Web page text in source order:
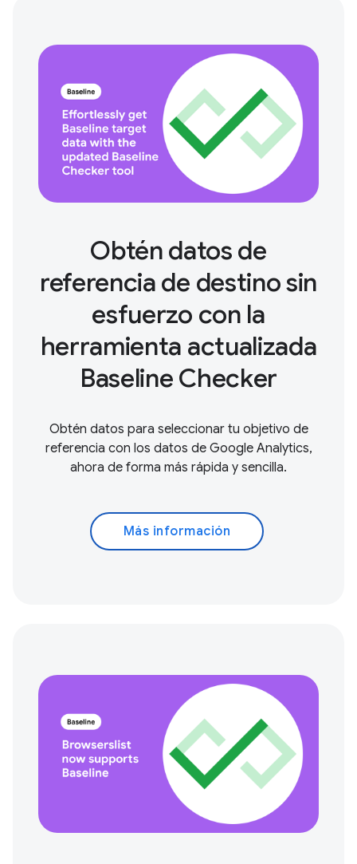
Obtén datos de
referencia de destino sin
esfuerzo con la
herramienta actualizada
Baseline Checker
Obtén datos para seleccionar tu objetivo de
referencia con los datos de Google Analytics,
ahora de forma más rápida y sencilla.
Más información